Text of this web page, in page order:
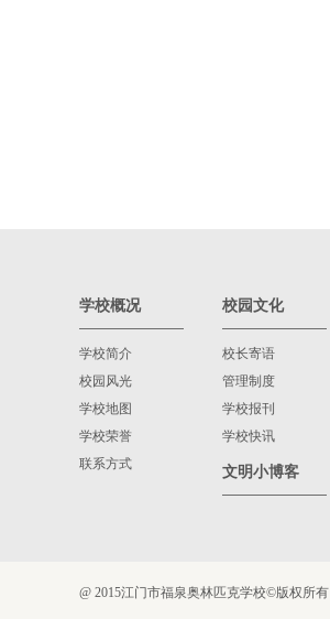
学校概况
学校简介
校园风光
学校地图
学校荣誉
联系方式
校园文化
校长寄语
管理制度
学校报刊
学校快讯
文明小博客
@ 2015江门市福泉奥林匹克学校©版权所有